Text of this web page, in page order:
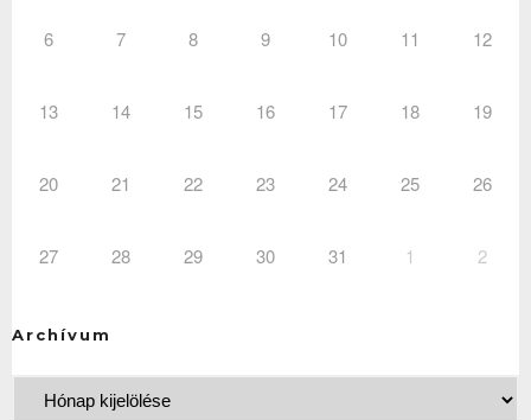
6 7 8 9 10 11 12
13 14 15 16 17 18 19
20 21 22 23 24 25 26
27 28 29 30 31 1 2
Archívum